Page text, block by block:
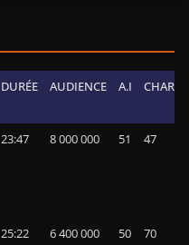
DURÉE AUDIENCE A.I CHART
23:47 8 000 000 51 47
25:22 6 400 000 50 70